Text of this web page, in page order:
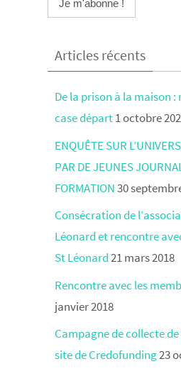
Articles récents
De la prison à la maison :
case départ1 octobre
ENQUÊTE SUR
PAR DE JEUNES
FORMATION30
Consécration de
Léonard et rencontre
St Léonard21 mars 2018
Rencontre avec les
janvier 2018
Campagne de collecte
site de Credofunding23